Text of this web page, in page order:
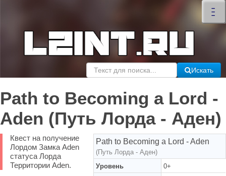
–
–
–
×
Искать
Path to Becoming a Lord -
Aden (Путь Лорда - Аден)
Path to Becoming a Lord - Aden
(Путь Лорда - Аден)
Уровень
0+
Квест на получение
Лордом Замка Aden
статуса Лорда
Территории Aden.